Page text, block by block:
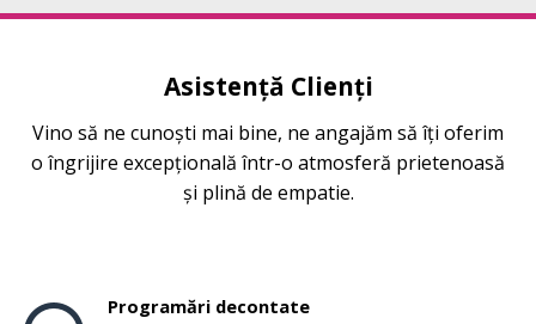
Asistență Clienți
Vino să ne cunoști mai bine, ne angajăm să îți oferim
o îngrijire excepțională într-o atmosferă prietenoasă
și plină de empatie.
Programări decontate